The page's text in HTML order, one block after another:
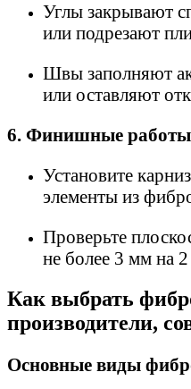
Углы закрывают
или подрезают
Швы заполняют
или оставляют
6. Финишные работы
Установите
элементы из
Проверьте
не более 3 мм на 2
Как выбрать
производители,
Основные виды